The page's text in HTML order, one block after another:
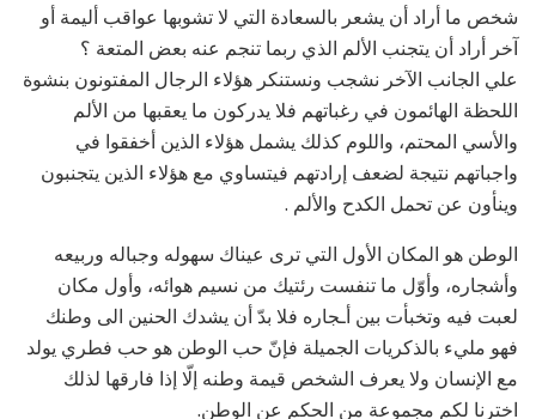
شخص ما أراد أن يشعر بالسعادة التي لا تشوبها عواقب أليمة أو
آخر أراد أن يتجنب الألم الذي ربما تنجم عنه بعض المتعة ؟
علي الجانب الآخر نشجب ونستنكر هؤلاء الرجال المفتونون بنشوة
اللحظة الهائمون في رغباتهم فلا يدركون ما يعقبها من الألم
والأسي المحتم، واللوم كذلك يشمل هؤلاء الذين أخفقوا في
واجباتهم نتيجة لضعف إرادتهم فيتساوي مع هؤلاء الذين يتجنبون
وينأون عن تحمل الكدح والألم .
الوطن هو المكان الأول التي ترى عيناك سهوله وجباله وربيعه
وأشجاره، وأوّل ما تنفست رئتيك من نسيم هوائه، وأول مكان
لعبت فيه وتخبأت بين أـجاره فلا بدّ أن يشدك الحنين الى وطنك
فهو مليء بالذكريات الجميلة فإنّ حب الوطن هو حب فطري يولد
مع الإنسان ولا يعرف الشخص قيمة وطنه إلّا إذا فارقها لذلك
اخترنا لكم مجموعة من الحكم عن الوطن.